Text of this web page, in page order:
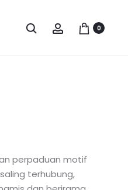
Search Account0
perpaduan motif
terhubung,